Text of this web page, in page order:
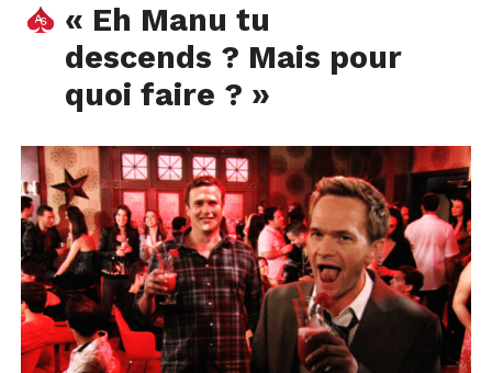
« Eh Manu tu
descends ? Mais pour
quoi faire ? »